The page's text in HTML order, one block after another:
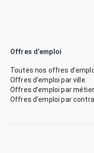
Offres d’emploi
Toutes nos offres
Offres d’emploi par ville
Offres d’emploi par métier
Offres d’emploi par